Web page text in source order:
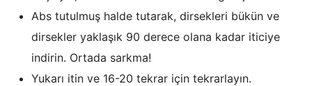
Abs tutulmuş halde tutarak, dirsekleri bükün ve
dirsekler yaklaşık 90 derece olana kadar iticiye
indirin. Ortada sarkma!
Yukarı itin ve 16-20 tekrar için tekrarlayın.